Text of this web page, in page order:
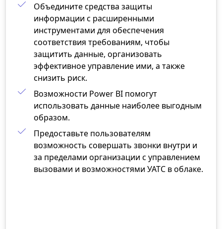
Объедините средства защиты
информации с расширенными
инструментами для обеспечения
соответствия требованиям, чтобы
защитить данные, организовать
эффективное управление ими, а также
снизить риск.
Возможности Power BI помогут
использовать данные наиболее выгодным
образом.
Предоставьте пользователям
возможность совершать звонки внутри и
за пределами организации с управлением
вызовами и возможностями УАТС в облаке.